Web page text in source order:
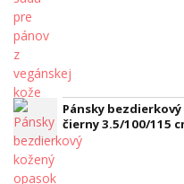
Pánsky
čierny 3.5/100/115